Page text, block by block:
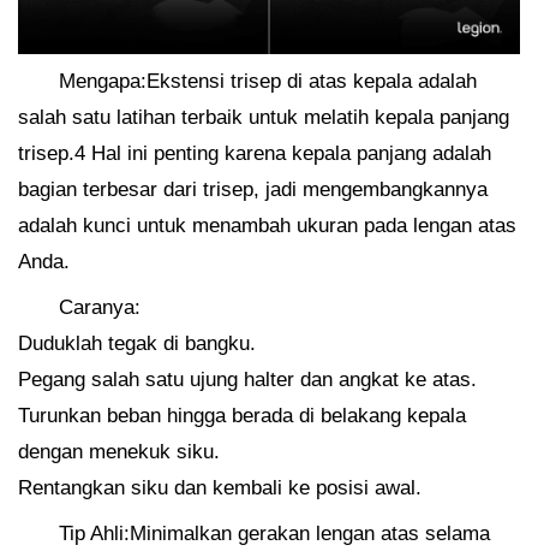
Mengapa:Ekstensi trisep di atas kepala adalah
salah satu latihan terbaik untuk melatih kepala panjang
trisep.4 Hal ini penting karena kepala panjang adalah
bagian terbesar dari trisep, jadi mengembangkannya
adalah kunci untuk menambah ukuran pada lengan atas
Anda.
Caranya:
Duduklah tegak di bangku.
Pegang salah satu ujung halter dan angkat ke atas.
Turunkan beban hingga berada di belakang kepala
dengan menekuk siku.
Rentangkan siku dan kembali ke posisi awal.
Tip Ahli:Minimalkan gerakan lengan atas selama